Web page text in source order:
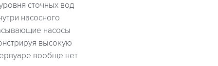
сточных вод
насосного
насосы
высокую
вообще нет